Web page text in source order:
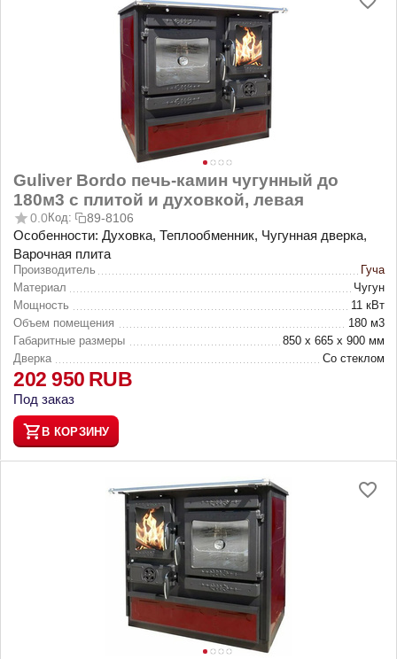
Guliver Bordo печь-камин чугунный до
180м3 с плитой и духовкой, левая
0.0 Код: 89-8106
Особенности: Духовка, Теплообменник, Чугунная дверка,
Варочная плита
Производитель
Гуча
Материал
Чугун
Мощность
11 кВт
Объем помещения
180 м3
Габаритные размеры
850 х 665 х 900 мм
Дверка
Со стеклом
202 950 RUB
Под заказ
В КОРЗИНУ